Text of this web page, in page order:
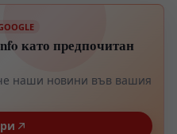
като предпочитан
наши новини във вашия